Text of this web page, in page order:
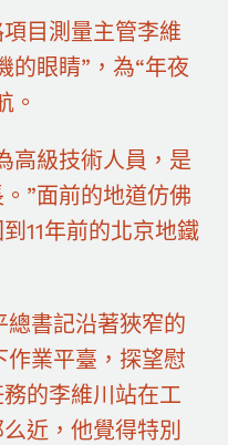
目測量主管李維
的眼睛”，為“年夜
。
高級技術人員，是
”面前的地道仿佛
11年前的北京地鐵
總書記沿著狹窄的
業平臺，探望慰
的李維川站在工
近，他覺得特別